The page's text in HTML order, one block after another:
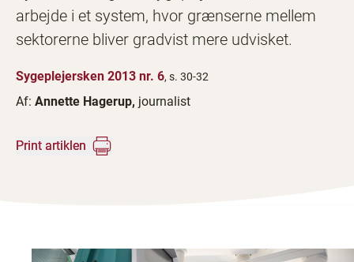
arbejde i et system, hvor grænserne mellem
sektorerne bliver gradvist mere udvisket.
Sygeplejersken 2013 nr. 6, s. 30-32
Af: Annette Hagerup, journalist
Print artiklen